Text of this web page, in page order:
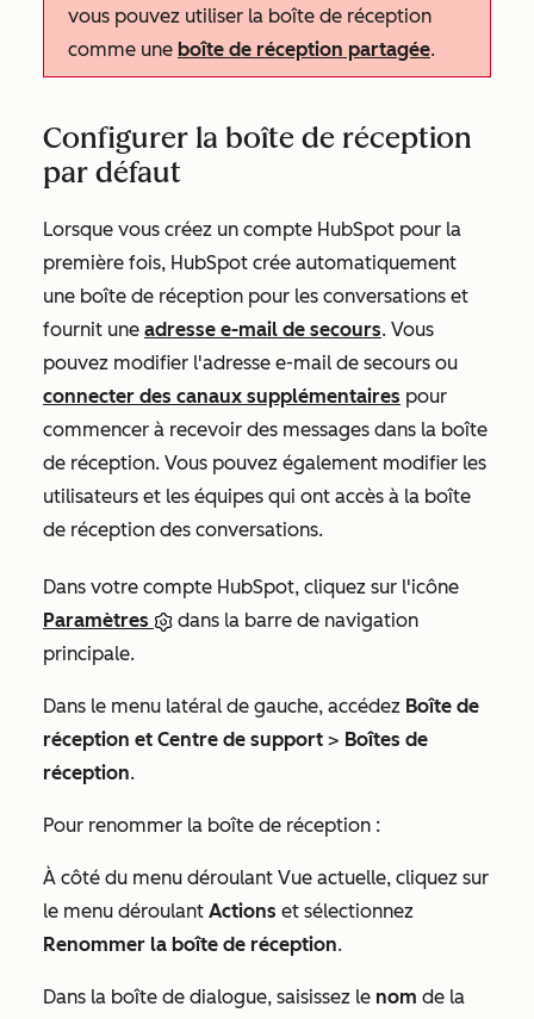
vous pouvez utiliser la boîte de réception
comme une boîte de réception partagée.
Configurer la boîte de réception
par défaut
Lorsque vous créez un compte HubSpot pour la
première fois, HubSpot crée automatiquement
une boîte de réception pour les conversations et
fournit une adresse e-mail de secours. Vous
pouvez modifier l'adresse e-mail de secours ou
connecter des canaux supplémentaires pour
commencer à recevoir des messages dans la boîte
de réception. Vous pouvez également modifier les
utilisateurs et les équipes qui ont accès à la boîte
de réception des conversations.
Dans votre compte HubSpot, cliquez sur l'icône
Paramètres
dans la barre de navigation
principale.
Dans le menu latéral de gauche, accédez Boîte de
réception et Centre de support > Boîtes de
réception.
Pour renommer la boîte de réception :
À côté du menu déroulant Vue actuelle, cliquez sur
le menu déroulant Actions et sélectionnez
Renommer la boîte de réception.
Dans la boîte de dialogue, saisissez le nom de la